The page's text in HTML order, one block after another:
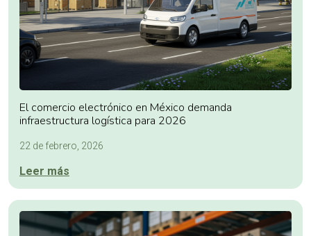
El comercio electrónico en México demanda
infraestructura logística para 2026
22 de febrero, 2026
Leer más